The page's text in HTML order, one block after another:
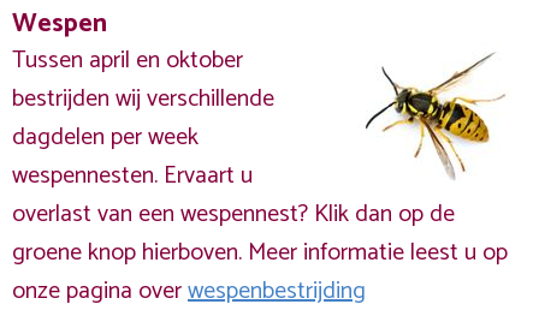
Wespen
Tussen april en oktober
bestrijden wij verschillende
dagdelen per week
wespennesten. Ervaart u
overlast van een wespennest? Klik dan op de
groene knop hierboven. Meer informatie leest u op
onze pagina overwespenbestrijding